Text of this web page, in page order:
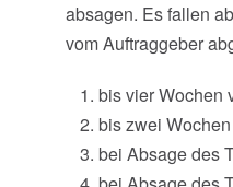
absagen. Es fallen
vom Auftraggeber
bis vier Wochen
bis zwei
bei Absage des